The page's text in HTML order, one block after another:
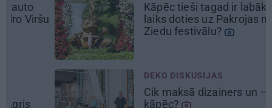
Kāpēc tieši tagad ir labākais
laiks doties uz Pakrojas muižas
Ziedu festivālu?
DEKO DISKUSIJAS
Cik maksā dizainers un –
kāpēc?